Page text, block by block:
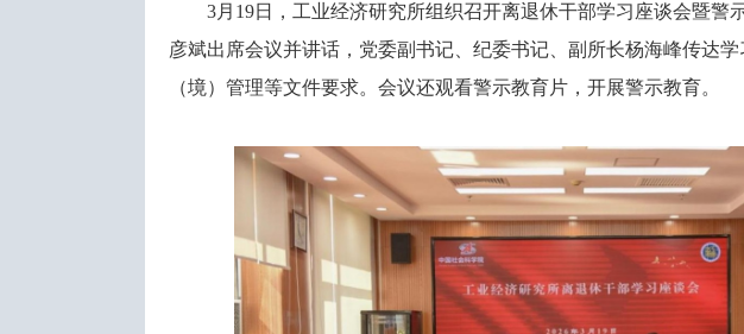
3月19日，工业经济研究所组织召开离退休干部学习座谈会暨警
彦斌出席会议并讲话，党委副书记、纪委书记、副所长杨海峰传达
（境）管理等文件要求。会议还观看警示教育片，开展警示教育。